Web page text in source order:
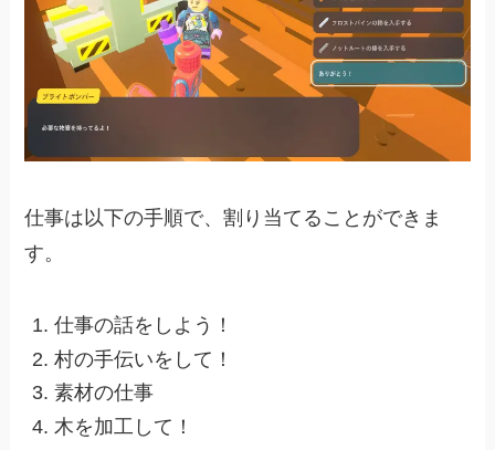
仕事は以下の手順で、割り当てることができま
す。
仕事の話をしよう！
村の手伝いをして！
素材の仕事
木を加工して！